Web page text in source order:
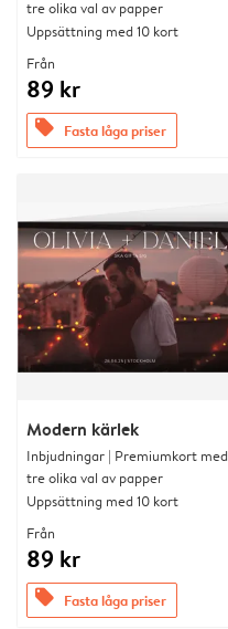
tre olika val av papper
Uppsättning med 10 kort
Från
89 kr
offers Fasta låga priser
Modern kärlek
Inbjudningar | Premiumkort med
tre olika val av papper
Uppsättning med 10 kort
Från
89 kr
offers Fasta låga priser